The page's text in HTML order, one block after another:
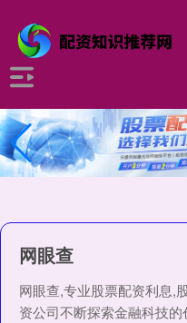
网眼查
网眼查,专业股票配资利息,
资公司不断探索金融科技